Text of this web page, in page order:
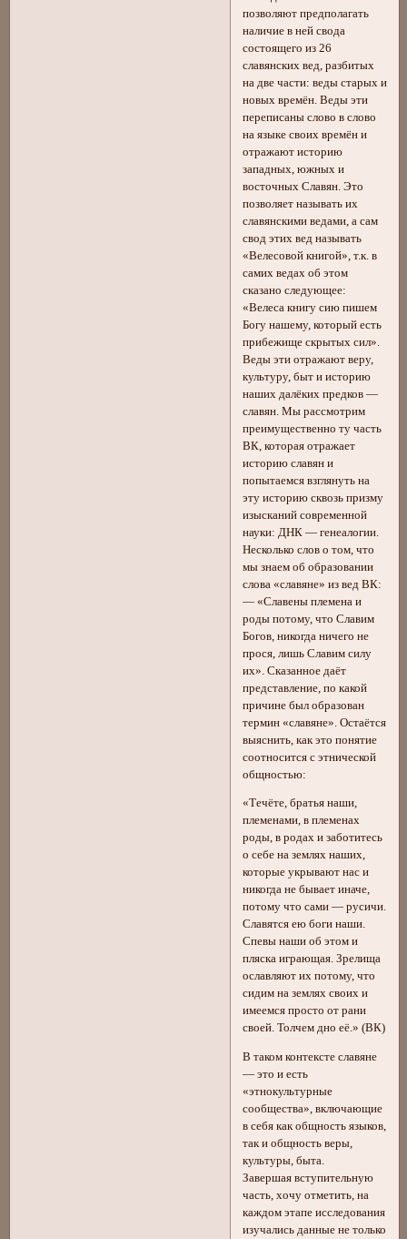
позволяют предполагать
наличие в ней свода
состоящего из 26
славянских вед, разбитых
на две части: веды старых и
новых времён. Веды эти
переписаны слово в слово
на языке своих времён и
отражают историю
западных, южных и
восточных Славян. Это
позволяет называть их
славянскими ведами, а сам
свод этих вед называть
«Велесовой книгой», т.к. в
самих ведах об этом
сказано следующее:
«Велеса книгу сию пишем
Богу нашему, который есть
прибежище скрытых сил».
Веды эти отражают веру,
культуру, быт и историю
наших далёких предков —
славян. Мы рассмотрим
преимущественно ту часть
ВК, которая отражает
историю славян и
попытаемся взглянуть на
эту историю сквозь призму
изысканий современной
науки: ДНК — генеалогии.
Несколько слов о том, что
мы знаем об образовании
слова «славяне» из вед ВК:
— «Славены племена и
роды потому, что Славим
Богов, никогда ничего не
прося, лишь Славим силу
их». Сказанное даёт
представление, по какой
причине был образован
термин «славяне». Остаётся
выяснить, как это понятие
соотносится с этнической
общностью:
«Течёте, братья наши,
племенами, в племенах
роды, в родах и заботитесь
о себе на землях наших,
которые укрывают нас и
никогда не бывает иначе,
потому что сами — русичи.
Славятся ею боги наши.
Спевы наши об этом и
пляска играющая. Зрелища
ославляют их потому, что
сидим на землях своих и
имеемся просто от рани
своей. Толчем дно её.» (ВК)
В таком контексте славяне
— это и есть
«этнокультурные
сообщества», включающие
в себя как общность языков,
так и общность веры,
культуры, быта.
Завершая вступительную
часть, хочу отметить, на
каждом этапе исследования
изучались данные не только